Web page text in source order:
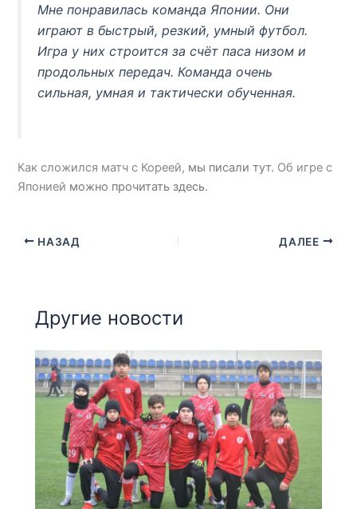
Мне понравилась команда Японии. Они
играют в быстрый, резкий, умный футбол.
Игра у них строится за счёт паса низом и
продольных передач. Команда очень
сильная, умная и тактически обученная.
Как сложился матч с Кореей, мы писали тут. Об игре с
Японией можно прочитать здесь.
НАЗАД ДАЛЕЕ
Другие новости